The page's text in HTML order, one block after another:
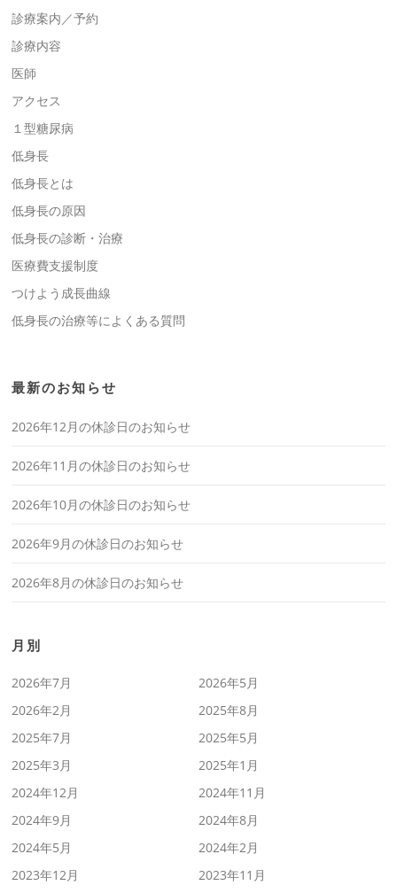
診療案内／予約
診療内容
医師
アクセス
１型糖尿病
低身長
低身長とは
低身長の原因
低身長の診断・治療
医療費支援制度
つけよう成長曲線
低身長の治療等によくある質問
最新のお知らせ
2026年12月の休診日のお知らせ
2026年11月の休診日のお知らせ
2026年10月の休診日のお知らせ
2026年9月の休診日のお知らせ
2026年8月の休診日のお知らせ
月別
2026年7月
2026年5月
2026年2月
2025年8月
2025年7月
2025年5月
2025年3月
2025年1月
2024年12月
2024年11月
2024年9月
2024年8月
2024年5月
2024年2月
2023年12月
2023年11月